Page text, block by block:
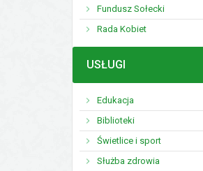
Fundusz Sołecki
Rada Kobiet
MENU
USŁUGI
Edukacja
Biblioteki
Świetlice i sport
Służba zdrowia